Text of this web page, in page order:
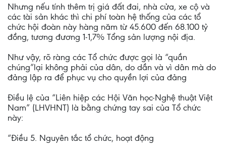
Nhưng nếu tính thêm trị giá đất đai, nhà cửa, xe cộ và
các tài sản khác thì chi phí toàn hệ thống của các tổ
chức hội đoàn này hàng năm từ 45.600 đến 68.100 tỷ
đồng, tương đương 1-1,7% Tổng sản lượng nội địa.
Như vậy, rõ ràng các Tổ chức được gọi là “quần
chúng”lại không phải của dân, do dần và vì dân mà do
đảng lập ra để phục vụ cho quyền lợi của đảng
Điều lệ của “Liên hiệp các Hội Văn học-Nghệ thuật Việt
Nam” (LHVHNT) là bằng chứng tay sai của Tổ chức
này:
“Điều 5. Nguyên tắc tổ chức, hoạt động